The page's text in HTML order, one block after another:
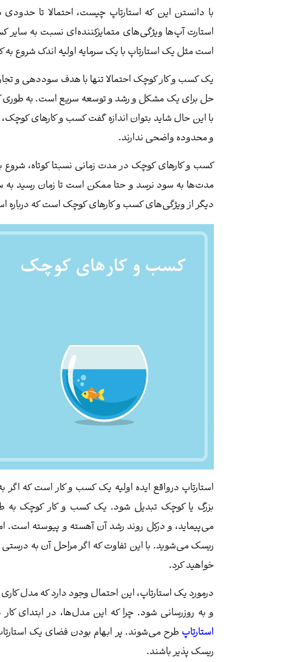
با دانستن این که استارتاپ چیست، احتمالا تا
استارت آپ‌ها ویژگی‌های متمایزکننده‌ای نسبت به
است مثل یک استارتاپ با یک سرمایه اولیه اندک شروع به
یک کسب و کار کوچک احتمالا تنها با هدف سوددهی و
حل برای یک مشکل و رشد و توسعه سریع است. به طوری
با این حال شاید بتوان اندازه گفت کسب و کارهای
و محدوده واضحی ندارند.
کسب و کارهای کوچک در مدت زمانی نسبتا کوتاه،
مدت‌ها به سود نرسد و حتا ممکن است تا زمان رسید
دیگر از ویژگی‌های کسب و کارهای کوچک است که درباره
استارتاپ درواقع ایده اولیه یک کسب و کار است که
بزرگ یا کوچک تبدیل شود. یک کسب و کار کوچک به
می‌پیماید، و درکل روند رشد آن آهسته و پیوسته است.
ریسک می‌شوید. با این تفاوت که اگر مراحل آن به
خواهید کرد.
درمورد یک استارتاپ، این احتمال وجود دارد که مدل
و به روزرسانی شود. چرا که این مدل‌ها، در ابتدای
استارتاپ طرح می‌شوند. پر ابهام بودن فضای یک
ریسک پذیر باشند.